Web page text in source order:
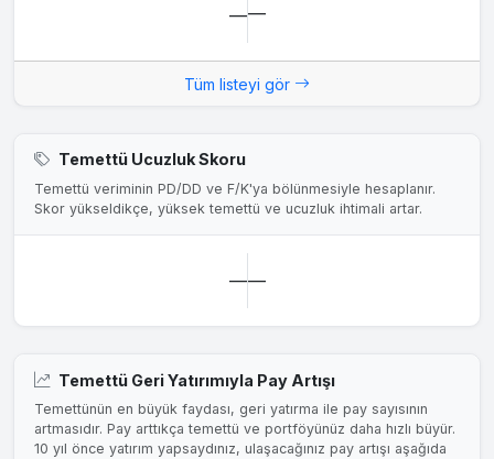
——
Tüm listeyi gör
Temettü Ucuzluk Skoru
Temettü veriminin PD/DD ve F/K'ya bölünmesiyle hesaplanır.
Skor yükseldikçe, yüksek temettü ve ucuzluk ihtimali artar.
——
Temettü Geri Yatırımıyla Pay Artışı
Temettünün en büyük faydası, geri yatırma ile pay sayısının
artmasıdır. Pay arttıkça temettü ve portföyünüz daha hızlı büyür.
10 yıl önce yatırım yapsaydınız, ulaşacağınız pay artışı aşağıda